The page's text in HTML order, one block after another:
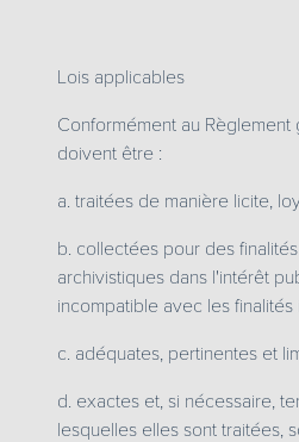
Lois applicables
Conformément au
doivent être :
a. traitées de manière licite,
b. collectées pour des
archivistiques dans l'intérêt
incompatible avec les finalités
c. adéquates, pertinentes et
d. exactes et, si nécessaire,
lesquelles elles sont traitées,